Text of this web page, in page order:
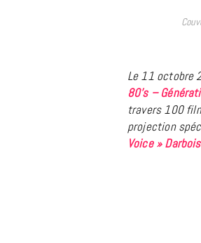
Le 11 octobre
80’s –
travers 100
projection
Voice » Darbois